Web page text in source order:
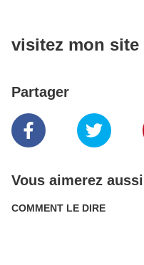
visitez mon site
Partager
Vous aimerez aussi
COMMENT LE DIRE